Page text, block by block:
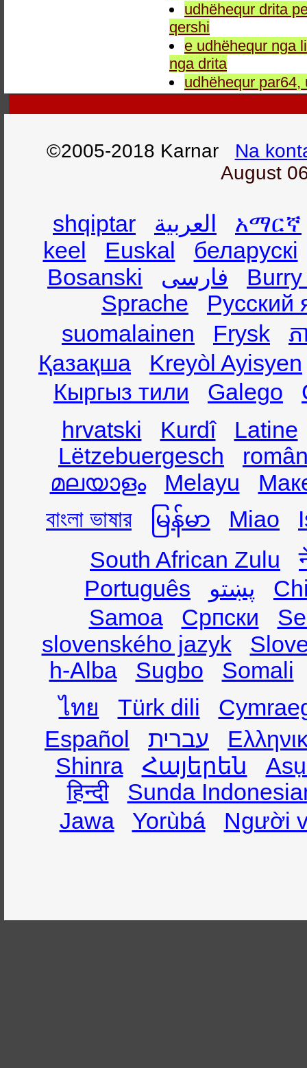
udhëhequr drita
qershi
e udhëhequr nga
nga drita
udhëhequr
©2005-2018 Karnar Na
August
shqiptar العربية
አማርኛ
keel
Euskal
беларускі
Bosanski
فارسی
Sprache
Русский
suomalainen
Frysk
ភ
Қазақша
Kreyòl Ayisyen
Кыргыз тили
Galego
hrvatski
Kurdî
Latine
Lëtzebuergesch
മലയാളം
Melayu
বাংলা ভাষার
မြန်မာ Miao
South African Zulu
Português
پښتو
Samoa
Српски
slovenského jazyk
h-Alba
Sugbo
Somali
ไทย
Türk dili
Español
עברית
Shinra
Հայերեն
हिन्दी
Sunda
Jawa
Yorùbá Người